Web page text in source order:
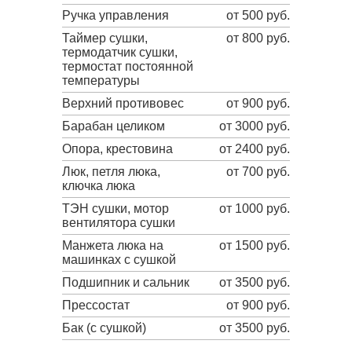
Ручка управления
от 500 руб.
Таймер сушки,
термодатчик сушки,
термостат постоянной
температуры
от 800 руб.
Верхний противовес
от 900 руб.
Барабан целиком
от 3000 руб.
Опора, крестовина
от 2400 руб.
Люк, петля люка,
ключка люка
от 700 руб.
ТЭН сушки, мотор
вентилятора сушки
от 1000 руб.
Манжета люка на
машинках с сушкой
от 1500 руб.
Подшипник и сальник
от 3500 руб.
Прессостат
от 900 руб.
Бак (с сушкой)
от 3500 руб.